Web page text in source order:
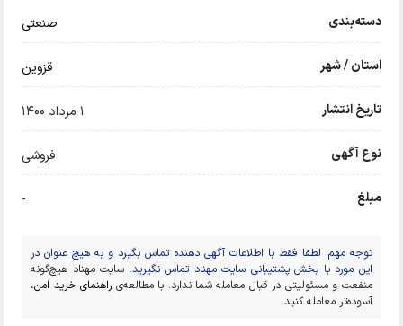
دسته‌بندی صنعتی
استان / شهر قزوين
تاریخ انتشار 1 مرداد 1400
نوع آگهی فروشی
مبلغ -
توجه مهم: لطفا فقط با اطلاعات آگهی دهنده تماس بگیرد و به هیچ عنوان در
این مورد با بخش پشتیبانی سایت مهناد تماس نگیرید. سایت مهناد هیچ‌گونه
منفعت و مسئولیتی در قبال معامله شما ندارد. با مطالعه‌ی راهنمای خرید امن،
آسوده‌تر معامله کنید.